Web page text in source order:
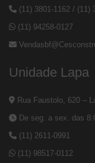
(11) 3801-1162 / (11)
(11) 94258-0127
Unidade Lapa
Rua Faustolo, 620 –
De seg. a sex. das
(11) 2611-0991
(11) 98517-0112